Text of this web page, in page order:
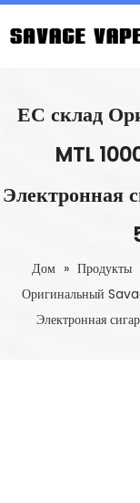
ЕС склад
MTL
Электронная
Дом » Продукты
Оригинальный
Электронная